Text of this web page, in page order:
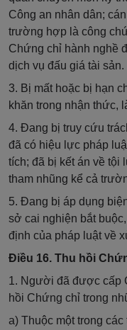
Công an nhân dân;
trường hợp là công
Chứng chỉ hành nghề
dịch vụ đấu giá tài sản.
3. Bị mất hoặc bị hạn
khăn trong nhận thức,
4. Đang bị truy cứu
đã có hiệu lực pháp
tích; đã bị kết án về tội
tham nhũng kể cả
5. Đang bị áp dụng
sở cai nghiện bắt
định của pháp luật về
Điều 16. Thu hồi
1. Người đã được cấp
hồi Chứng chỉ trong
a) Thuộc một trong